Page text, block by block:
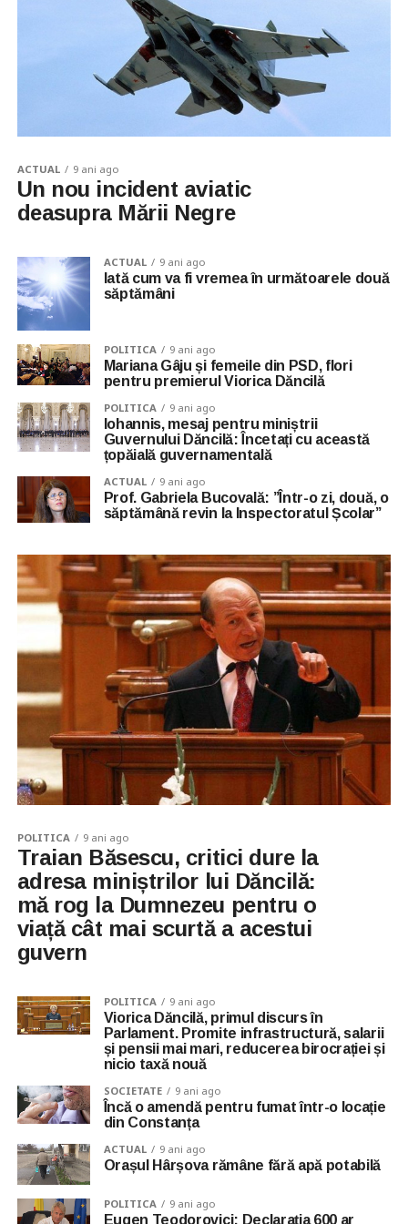
ACTUAL 9 ani ago
Un nou incident aviatic
deasupra Mării Negre
ACTUAL 9 ani ago
Iată cum va fi vremea în următoarele două
săptămâni
POLITICA 9 ani ago
Mariana Gâju și femeile din PSD, flori
pentru premierul Viorica Dăncilă
POLITICA 9 ani ago
Iohannis, mesaj pentru miniștrii
Guvernului Dăncilă: Încetați cu această
țopăială guvernamentală
ACTUAL 9 ani ago
Prof. Gabriela Bucovală: ”Într-o zi, două, o
săptămână revin la Inspectoratul Școlar”
POLITICA 9 ani ago
Traian Băsescu, critici dure la
adresa miniștrilor lui Dăncilă:
mă rog la Dumnezeu pentru o
viață cât mai scurtă a acestui
guvern
POLITICA 9 ani ago
Viorica Dăncilă, primul discurs în
Parlament. Promite infrastructură, salarii
și pensii mai mari, reducerea birocrației și
nicio taxă nouă
SOCIETATE 9 ani ago
Încă o amendă pentru fumat într-o locație
din Constanța
ACTUAL 9 ani ago
Orașul Hârșova rămâne fără apă potabilă
POLITICA 9 ani ago
Eugen Teodorovici: Declaraţia 600 ar